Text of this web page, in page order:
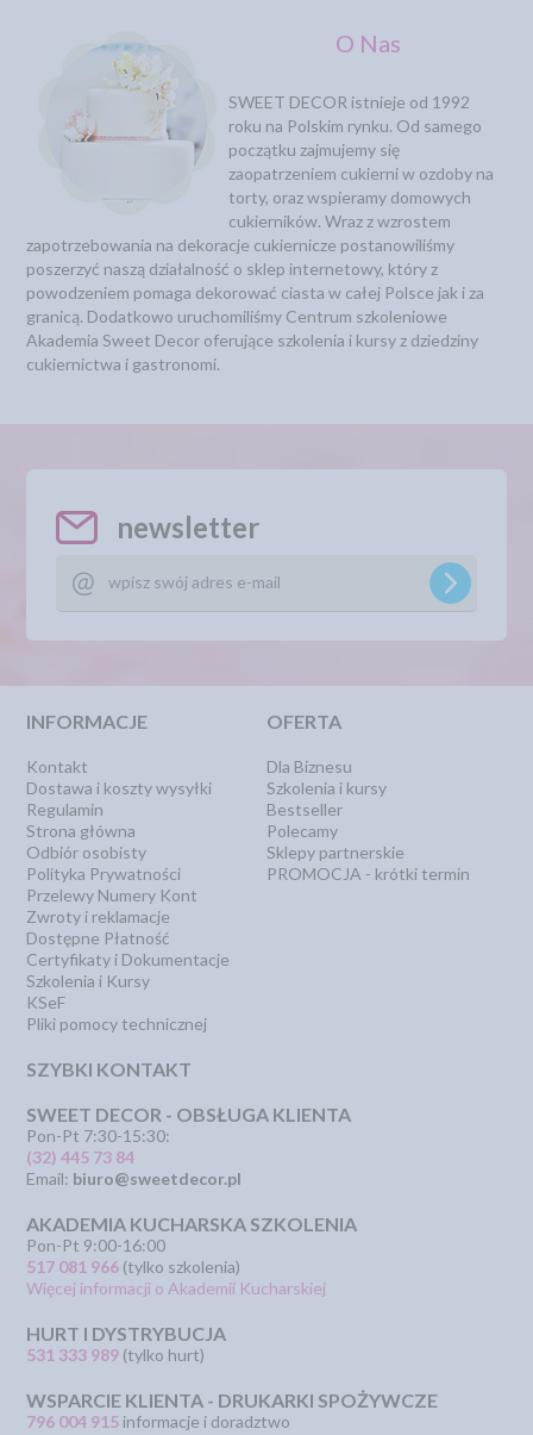
O Nas
SWEET DECOR istnieje od 1992
roku na Polskim rynku. Od samego
początku zajmujemy się
zaopatrzeniem cukierni w ozdoby na
torty, oraz wspieramy domowych
cukierników. Wraz z wzrostem
zapotrzebowania na dekoracje cukiernicze postanowiliśmy
poszerzyć naszą działalność o sklep internetowy, który z
powodzeniem pomaga dekorować ciasta w całej Polsce jak i za
granicą. Dodatkowo uruchomiliśmy Centrum szkoleniowe
Akademia Sweet Decor oferujące szkolenia i kursy z dziedziny
cukiernictwa i gastronomi.
newsletter
INFORMACJE
Kontakt
Dostawa i koszty wysyłki
Regulamin
Strona główna
Odbiór osobisty
Polityka Prywatności
Przelewy Numery Kont
Zwroty i reklamacje
Dostępne Płatność
Certyfikaty i Dokumentacje
Szkolenia i Kursy
KSeF
Pliki pomocy technicznej
OFERTA
Dla Biznesu
Szkolenia i kursy
Bestseller
Polecamy
Sklepy partnerskie
PROMOCJA - krótki termin
SZYBKI KONTAKT
SWEET DECOR - OBSŁUGA KLIENTA
Pon-Pt 7:30-15:30:
(32) 445 73 84
Email: biuro@sweetdecor.pl
AKADEMIA KUCHARSKA SZKOLENIA
Pon-Pt 9:00-16:00
517 081 966 (tylko szkolenia)
Więcej informacji o Akademii Kucharskiej
HURT I DYSTRYBUCJA
531 333 989 (tylko hurt)
WSPARCIE KLIENTA - DRUKARKI SPOŻYWCZE
796 004 915 informacje i doradztwo